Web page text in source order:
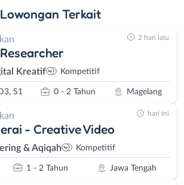
Lowongan Terkait
Kreatif Kompetitif
S1 0 - 2 Tahun Magelang
2 hari lalu
- Creative Video
& Aqiqah Kompetitif
1 - 2 Tahun Jawa Tengah
hari ini